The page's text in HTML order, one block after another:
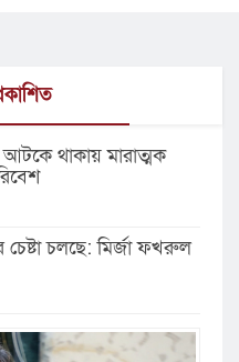
থাকায় মারাত্মক
চলছে: মির্জা ফখরুল